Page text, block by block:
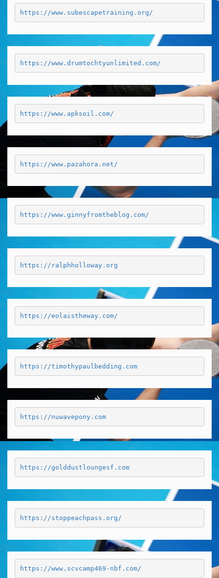
https://www.subescapetraining.org/
https://www.drumtochtyunlimited.com/
https://www.apksoil.com/
https://www.pazahora.net/
https://www.ginnyfromtheblog.com/
https://ralphholloway.org
https://eolaistheway.com/
https://timothypaulbedding.com
https://nuwavepony.com
https://golddustloungesf.com
https://stoppeachpass.org/
https://www.scvcamp469-nbf.com/